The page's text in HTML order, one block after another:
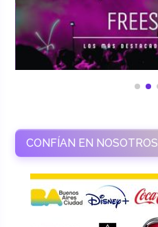
CONFÍAN EN NOSOTROS